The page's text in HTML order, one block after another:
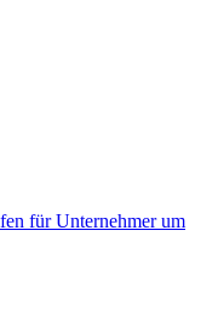
für Unternehmer um